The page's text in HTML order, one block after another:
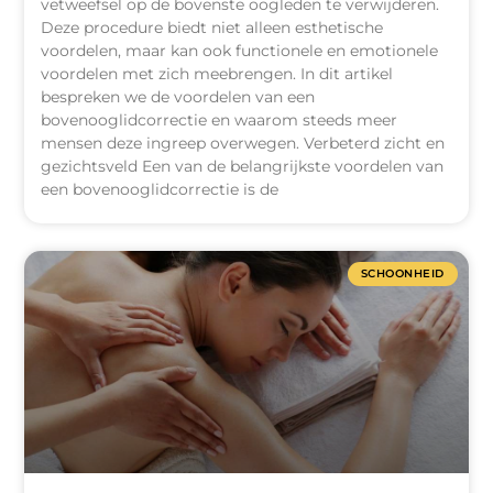
vetweefsel op de bovenste oogleden te verwijderen.
Deze procedure biedt niet alleen esthetische
voordelen, maar kan ook functionele en emotionele
voordelen met zich meebrengen. In dit artikel
bespreken we de voordelen van een
bovenooglidcorrectie en waarom steeds meer
mensen deze ingreep overwegen. Verbeterd zicht en
gezichtsveld Een van de belangrijkste voordelen van
een bovenooglidcorrectie is de
SCHOONHEID